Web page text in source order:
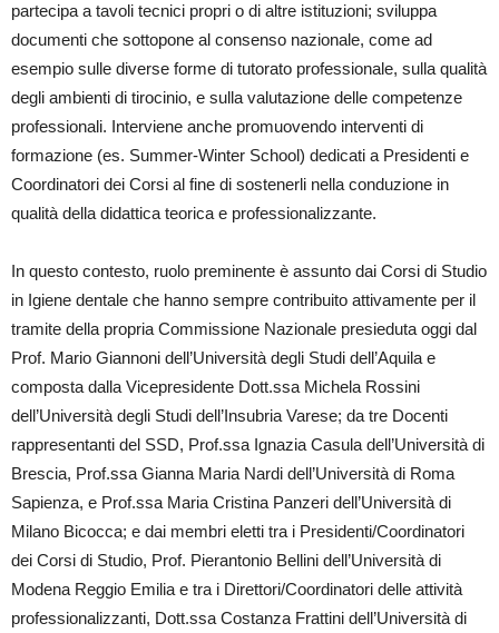
partecipa a tavoli tecnici propri o di altre istituzioni; sviluppa
documenti che sottopone al consenso nazionale, come ad
esempio sulle diverse forme di tutorato professionale, sulla qualità
degli ambienti di tirocinio, e sulla valutazione delle competenze
professionali. Interviene anche promuovendo interventi di
formazione (es. Summer-Winter School) dedicati a Presidenti e
Coordinatori dei Corsi al fine di sostenerli nella conduzione in
qualità della didattica teorica e professionalizzante.
In questo contesto, ruolo preminente è assunto dai Corsi di Studio
in Igiene dentale che hanno sempre contribuito attivamente per il
tramite della propria Commissione Nazionale presieduta oggi dal
Prof. Mario Giannoni dell’Università degli Studi dell’Aquila e
composta dalla Vicepresidente Dott.ssa Michela Rossini
dell’Università degli Studi dell’Insubria Varese; da tre Docenti
rappresentanti del SSD, Prof.ssa Ignazia Casula dell’Università di
Brescia, Prof.ssa Gianna Maria Nardi dell’Università di Roma
Sapienza, e Prof.ssa Maria Cristina Panzeri dell’Università di
Milano Bicocca; e dai membri eletti tra i Presidenti/Coordinatori
dei Corsi di Studio, Prof. Pierantonio Bellini dell’Università di
Modena Reggio Emilia e tra i Direttori/Coordinatori delle attività
professionalizzanti, Dott.ssa Costanza Frattini dell’Università di